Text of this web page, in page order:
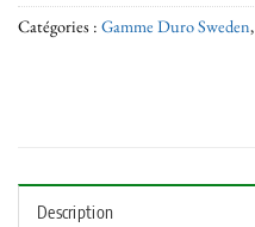
Catégories : Gamme Duro Sweden,
Description